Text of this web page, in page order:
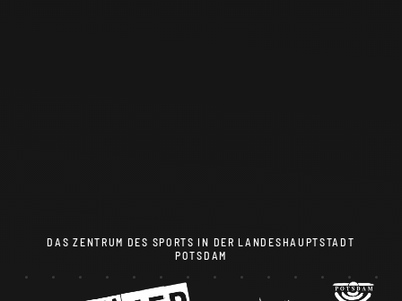
DAS ZENTRUM DES SPORTS IN DER LANDESHAUPTSTADT
POTSDAM